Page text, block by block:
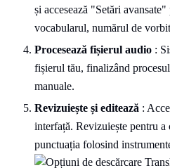
și accesează "Setări
vocabularul, numărul de
Procesează fișierul audio :
fișierul tău, finalizând
manuale.
Revizuiește și editează :
interfață. Revizuiește pentru
punctuația folosind